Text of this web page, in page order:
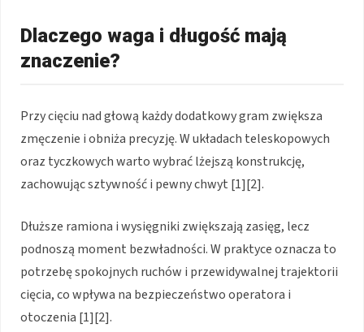
Dlaczego waga i długość mają
znaczenie?
Przy cięciu nad głową każdy dodatkowy gram zwiększa
zmęczenie i obniża precyzję. W układach teleskopowych
oraz tyczkowych warto wybrać lżejszą konstrukcję,
zachowując sztywność i pewny chwyt [1][2].
Dłuższe ramiona i wysięgniki zwiększają zasięg, lecz
podnoszą moment bezwładności. W praktyce oznacza to
potrzebę spokojnych ruchów i przewidywalnej trajektorii
cięcia, co wpływa na bezpieczeństwo operatora i
otoczenia [1][2].